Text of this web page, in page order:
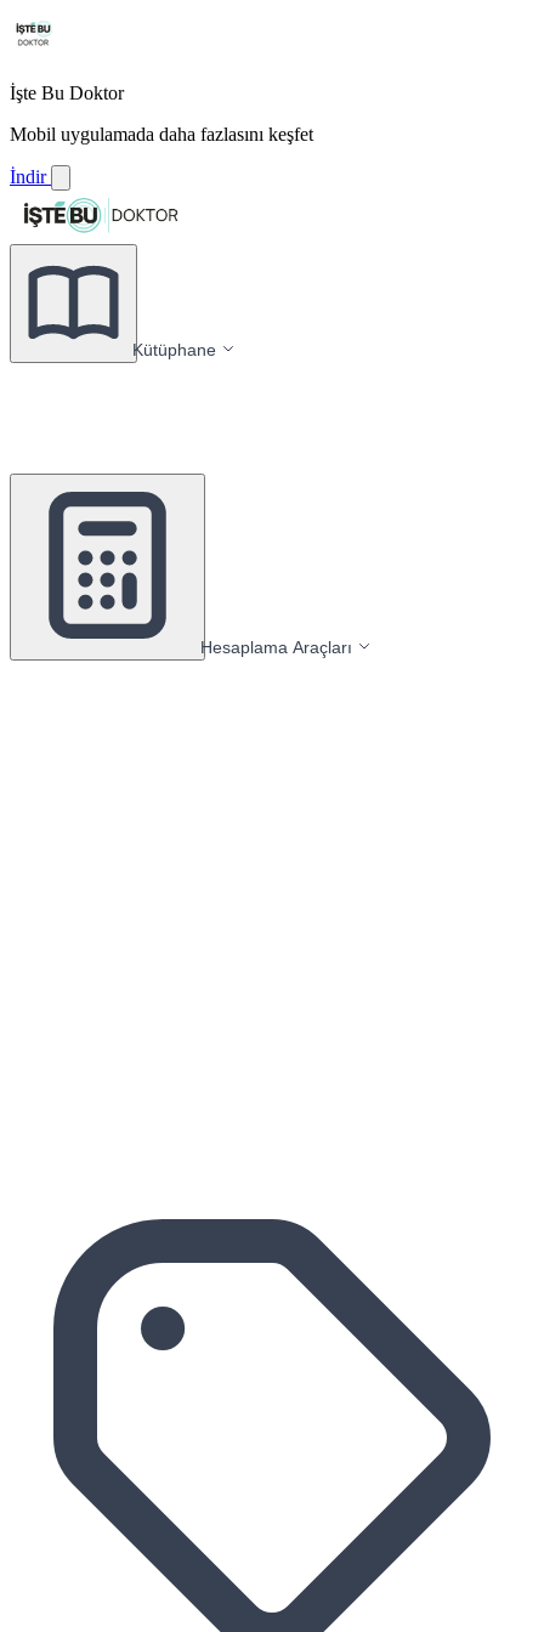
İşte Bu Doktor
Mobil uygulamada daha fazlasını keşfet
İndir
Kütüphane
Hesaplama Araçları